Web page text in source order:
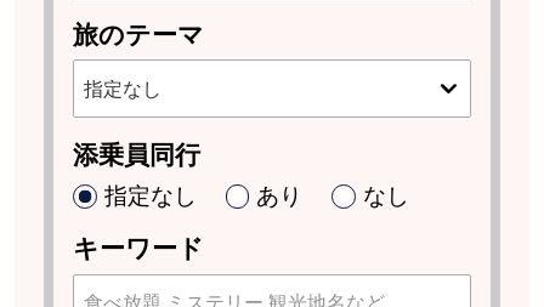
旅のテーマ
添乗員同行
指定なし あり なし
キーワード